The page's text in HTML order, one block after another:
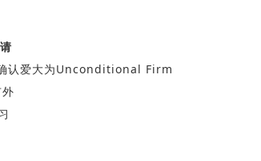
认爱大为Unconditional Firm